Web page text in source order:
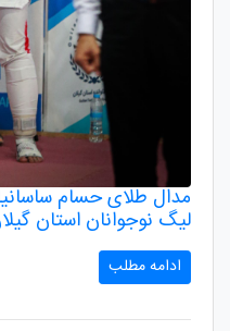
مدال طلای حسام
لیگ نوجوانان استان
ادامه مطلب